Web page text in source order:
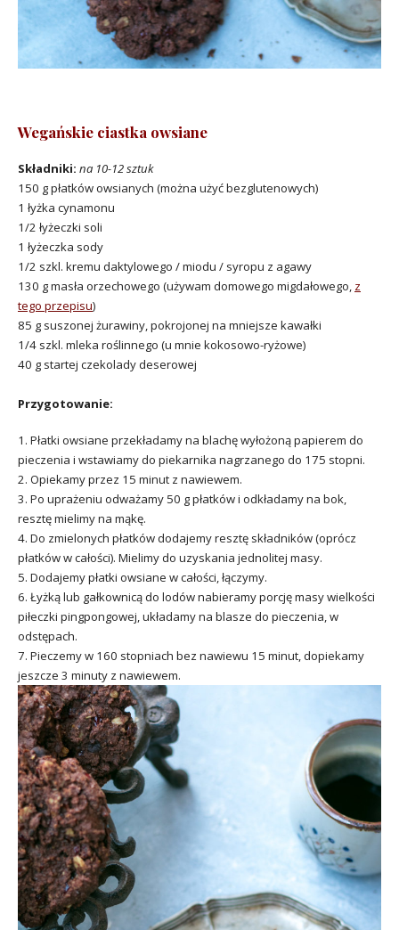
Wegańskie ciastka owsiane
Składniki: na 10-12 sztuk
150 g płatków owsianych (można użyć bezglutenowych)
1 łyżka cynamonu
1/2 łyżeczki soli
1 łyżeczka sody
1/2 szkl. kremu daktylowego / miodu / syropu z agawy
130 g masła orzechowego (używam domowego migdałowego, z
tego przepisu)
85 g suszonej żurawiny, pokrojonej na mniejsze kawałki
1/4 szkl. mleka roślinnego (u mnie kokosowo-ryżowe)
40 g startej czekolady deserowej
Przygotowanie:
1. Płatki owsiane przekładamy na blachę wyłożoną papierem do
pieczenia i wstawiamy do piekarnika nagrzanego do 175 stopni.
2. Opiekamy przez 15 minut z nawiewem.
3. Po uprażeniu odważamy 50 g płatków i odkładamy na bok,
resztę mielimy na mąkę.
4. Do zmielonych płatków dodajemy resztę składników (oprócz
płatków w całości). Mielimy do uzyskania jednolitej masy.
5. Dodajemy płatki owsiane w całości, łączymy.
6. Łyżką lub gałkownicą do lodów nabieramy porcję masy wielkości
piłeczki pingpongowej, układamy na blasze do pieczenia, w
odstępach.
7. Pieczemy w 160 stopniach bez nawiewu 15 minut, dopiekamy
jeszcze 3 minuty z nawiewem.